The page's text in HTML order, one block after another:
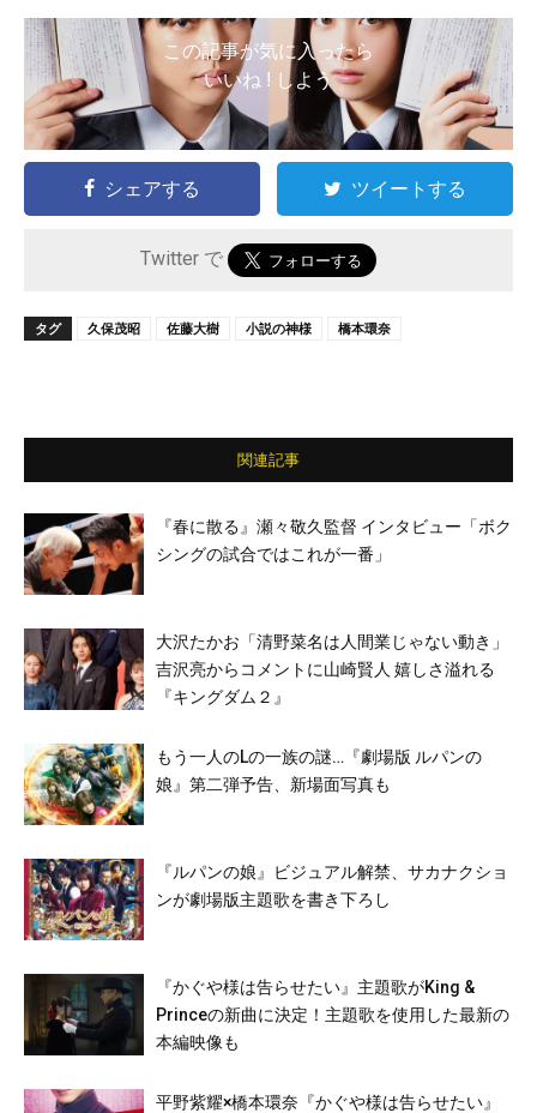
この記事が気に入ったら
いいね ! しよう
シェアする ツイートする
Twitter で
タグ 久保茂昭 佐藤大樹 小説の神様 橋本環奈
関連記事
『春に散る』瀬々敬久監督 インタビュー「ボク
シングの試合ではこれが一番」
大沢たかお「清野菜名は人間業じゃない動き」
吉沢亮からコメントに山崎賢人 嬉しさ溢れる
『キングダム２』
もう一人のLの一族の謎…『劇場版 ルパンの
娘』第二弾予告、新場面写真も
『ルパンの娘』ビジュアル解禁、サカナクショ
ンが劇場版主題歌を書き下ろし
『かぐや様は告らせたい』主題歌がKing &
Princeの新曲に決定！主題歌を使用した最新の
本編映像も
平野紫耀×橋本環奈『かぐや様は告らせたい』